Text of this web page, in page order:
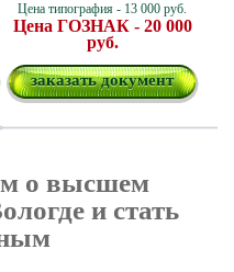
Цена типография - 13 000 руб.
Цена ГОЗНАК - 20 000
руб.
заказать документ
о высшем
и стать